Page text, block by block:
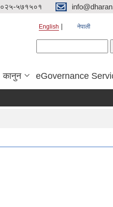
०२५-५७१५०१
English नेपाली
कानुन eGovernance